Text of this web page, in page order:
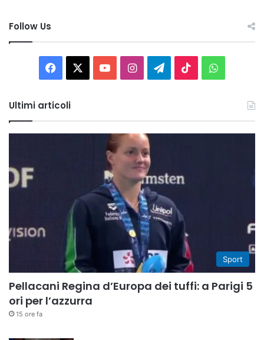
Follow Us
Facebook You InstagramTelegram
TikTok
Ultimi articoli
Sport
Pellacani Regina d’Europa dei tuffi: a Parigi 5
ori per l’azzurra
15 ore fa